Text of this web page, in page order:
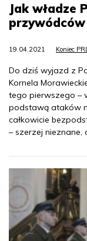
Jak władze
19.04.2021 Koniec PRL
Do dziś wyjazd z
Kornela
tego pierwszego –
podstawą ataków
całkowicie
– szerzej nieznane,